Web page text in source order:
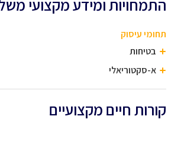
התמחויות ומידע מקצועי
תחומי עיסוק
בטיחות
א-סקטוריאלי
קורות חיים מקצועיים